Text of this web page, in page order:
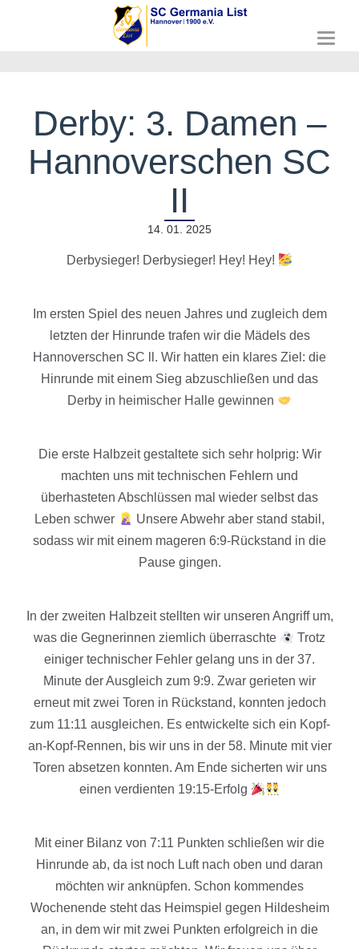
T
a
v
Derby: 3. Damen –
Hannoverschen SC
II
14. 01. 2025
Derbysieger! Derbysieger! Hey! Hey!
Im ersten Spiel des neuen Jahres und zugleich dem
letzten der Hinrunde trafen wir die Mädels des
Hannoverschen SC ll. Wir hatten ein klares Ziel: die
Hinrunde mit einem Sieg abzuschließen und das
Derby in heimischer Halle gewinnen
Die erste Halbzeit gestaltete sich sehr holprig: Wir
machten uns mit technischen Fehlern und
überhasteten Abschlüssen mal wieder selbst das
Leben schwer
Unsere Abwehr aber stand stabil,
sodass wir mit einem mageren 6:9-Rückstand in die
Pause gingen.
In der zweiten Halbzeit stellten wir unseren Angriff um,
was die Gegnerinnen ziemlich überraschte
Trotz
einiger technischer Fehler gelang uns in der 37.
Minute der Ausgleich zum 9:9. Zwar gerieten wir
erneut mit zwei Toren in Rückstand, konnten jedoch
zum 11:11 ausgleichen. Es entwickelte sich ein Kopf-
an-Kopf-Rennen, bis wir uns in der 58. Minute mit vier
Toren absetzen konnten. Am Ende sicherten wir uns
einen verdienten 19:15-Erfolg
Mit einer Bilanz von 7:11 Punkten schließen wir die
Hinrunde ab, da ist noch Luft nach oben und daran
möchten wir anknüpfen. Schon kommendes
Wochenende steht das Heimspiel gegen Hildesheim
an, in dem wir mit zwei Punkten erfolgreich in die